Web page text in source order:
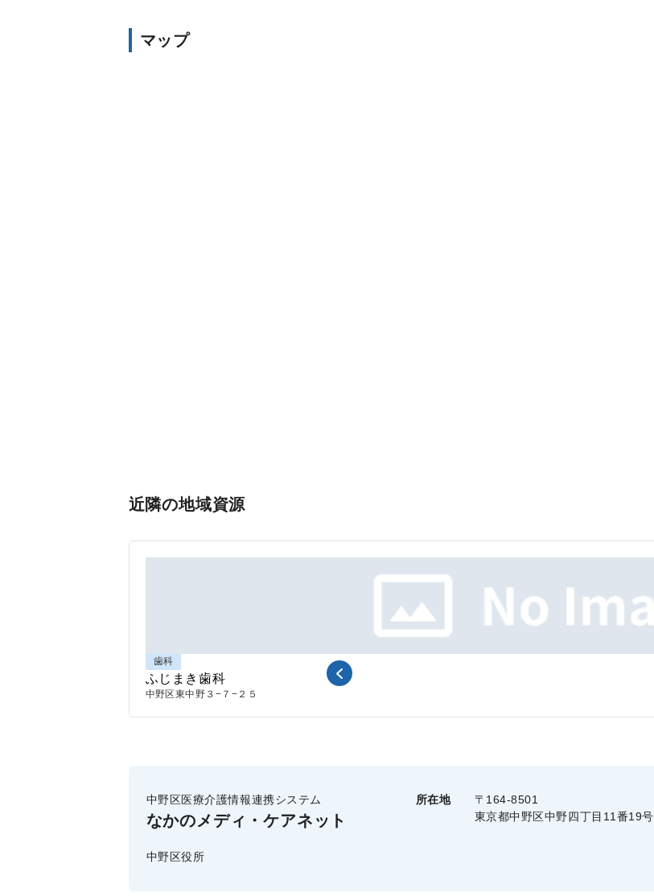
マップ
近隣の地域資源
歯科
ふじまき歯科
中野区東中野 ３−７−２５
中野区医療介護情報連携システム
なかのメディ・ケアネット
中野区役所
所在地
〒164-8501
東京都中野区中野四丁目11番19号